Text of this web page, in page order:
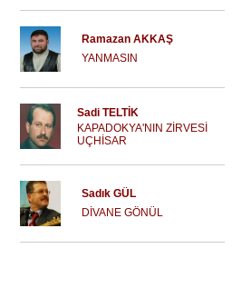
Ramazan AKKAŞ
YANMASIN
Sadi TELTİK
KAPADOKYA'NIN ZİRVESİ
UÇHİSAR
Sadık GÜL
DİVANE GÖNÜL